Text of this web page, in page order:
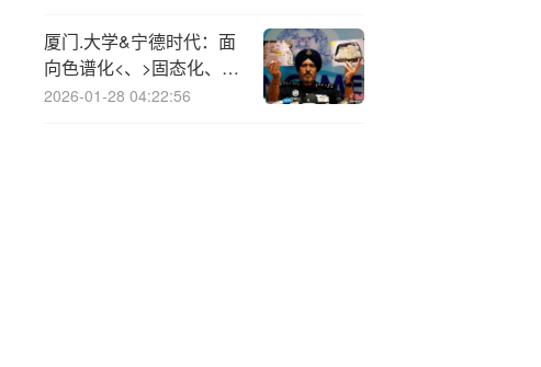
厦门.大学&宁德时代：面
向色谱化<、>固态化、器
件化的电池产气研究
2026-01-28 04:22:56